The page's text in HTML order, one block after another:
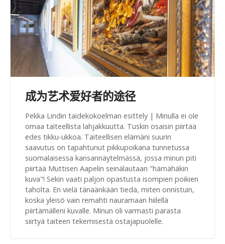
成为艺术爱好者的途径
Pekka Lindin taidekokoelman esittely | Minulla ei ole
omaa taiteellista lahjakkuutta. Tuskin osaisin piirtää
edes tikku-ukkoa. Taiteellisen elämäni suurin
saavutus on tapahtunut pikkupoikana tunnetussa
suomalaisessa kansannäytelmässä, jossa minun piti
piirtää Muttisen Aapelin seinälautaan "hämähäkin
kuva"! Sekin vaati paljon opastusta isompien poikien
taholta. En vielä tänäänkään tiedä, miten onnistuin,
koska yleisö vain remahti nauramaan hiilellä
piirtämälleni kuvalle. Minun oli varmasti parasta
siirtyä taiteen tekemisestä ostajapuolelle.